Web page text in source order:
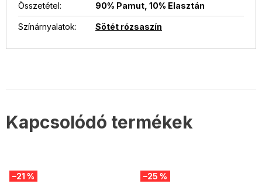
Kapcsolódó termékek
–21 % –25 %
Összetétel: 90% Pamut, 10% Elasztán
Színárnyalatok: Sötét rózsaszín